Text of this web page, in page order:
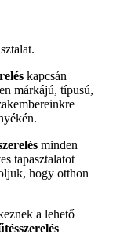
kapcsán
márkájú, típusú,
minden
tapasztalatot
hogy otthon
a lehető